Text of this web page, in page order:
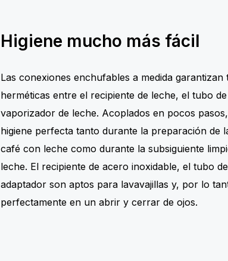
Higiene mucho más fácil
Las conexiones enchufables a medida garantizan
herméticas entre el recipiente de leche, el tubo
vaporizador de leche. Acoplados en pocos
higiene perfecta tanto durante la preparación de
café con leche como durante la subsiguiente
leche. El recipiente de acero inoxidable, el tubo
adaptador son aptos para lavavajillas y, por lo
perfectamente en un abrir y cerrar de ojos.